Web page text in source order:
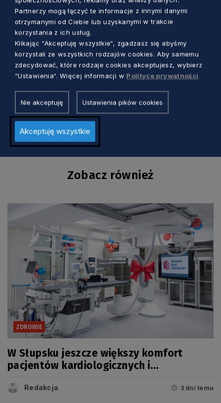
PRO 2 (dotacja PUW). Karetka wraz z
wyposażeniem kosztowała niewiele ponad
milion złotych, z czego samorząd województwa
przekazał 978 530 zł.
Warto dodać, że zakup pojazdów był możliwy
także dzięki dotacji z Pomorskiego Urzędu
Wojewódzkiego i środków własnych
pogotowia.
Zobacz również
ZDROWIE
W Słupsku jeszcze większy komfort
pacjentów kardiologicznych i
Redakcja 3 dni temu
Partnerzy mogą łączyć te informacje z innymi danymi
otrzymanymi od Ciebie lub uzyskanymi w trakcie
korzystania z ich usług.
Klikając “Akceptuję wszystkie“, zgadzasz się abyśmy
korzystali ze wszystkich rodzajów cookies. Aby samemu
zdecydować, które rodzaje cookies akceptujesz, wybierz
“Ustawienia“. Więcej informacji w Polityce prywatności
Nie akceptuję Ustawienia pików cookies
Akceptuję wszystkie